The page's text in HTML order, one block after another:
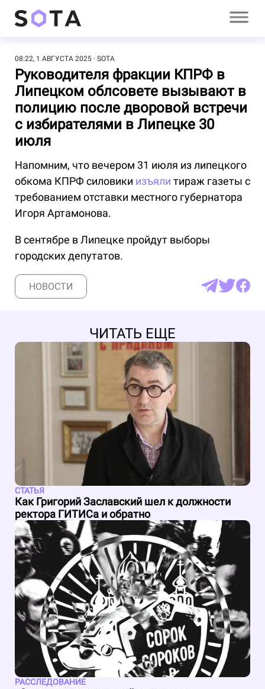
08:22, 1 АВГУСТА 2025 SOTA
Руководителя фракции КПРФ в
Липецком облсовете вызывают в
полицию после дворовой встречи
с избирателями в Липецке 30
июля
Напомним, что вечером 31 июля из липецкого
обкома КПРФ силовики изъяли тираж газеты с
требованием отставки местного губернатора
Игоря Артамонова.
В сентябре в Липецке пройдут выборы
городских депутатов.
НОВОСТИ
ЧИТАТЬ ЕЩЕ
СТАТЬЯ
Как Григорий Заславский шел к должности
ректора ГИТИСа и обратно
РАССЛЕДОВАНИЕ